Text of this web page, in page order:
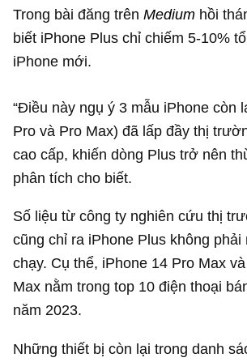
Trong bài đăng trênMedium hồi
biết iPhone Plus chỉ chiếm 5-10%
iPhone mới.
“Điều này ngụ ý 3 mẫu iPhone còn
Pro và Pro Max) đã lấp đầy thị
cao cấp, khiến dòng Plus trở nên
phân tích cho biết.
Số liệu từ công ty nghiên cứu thị
cũng chỉ ra iPhone Plus không phải
chạy. Cụ thể, iPhone 14 Pro Max
Max nằm trong top 10 điện thoại
năm 2023.
Những thiết bị còn lại trong danh